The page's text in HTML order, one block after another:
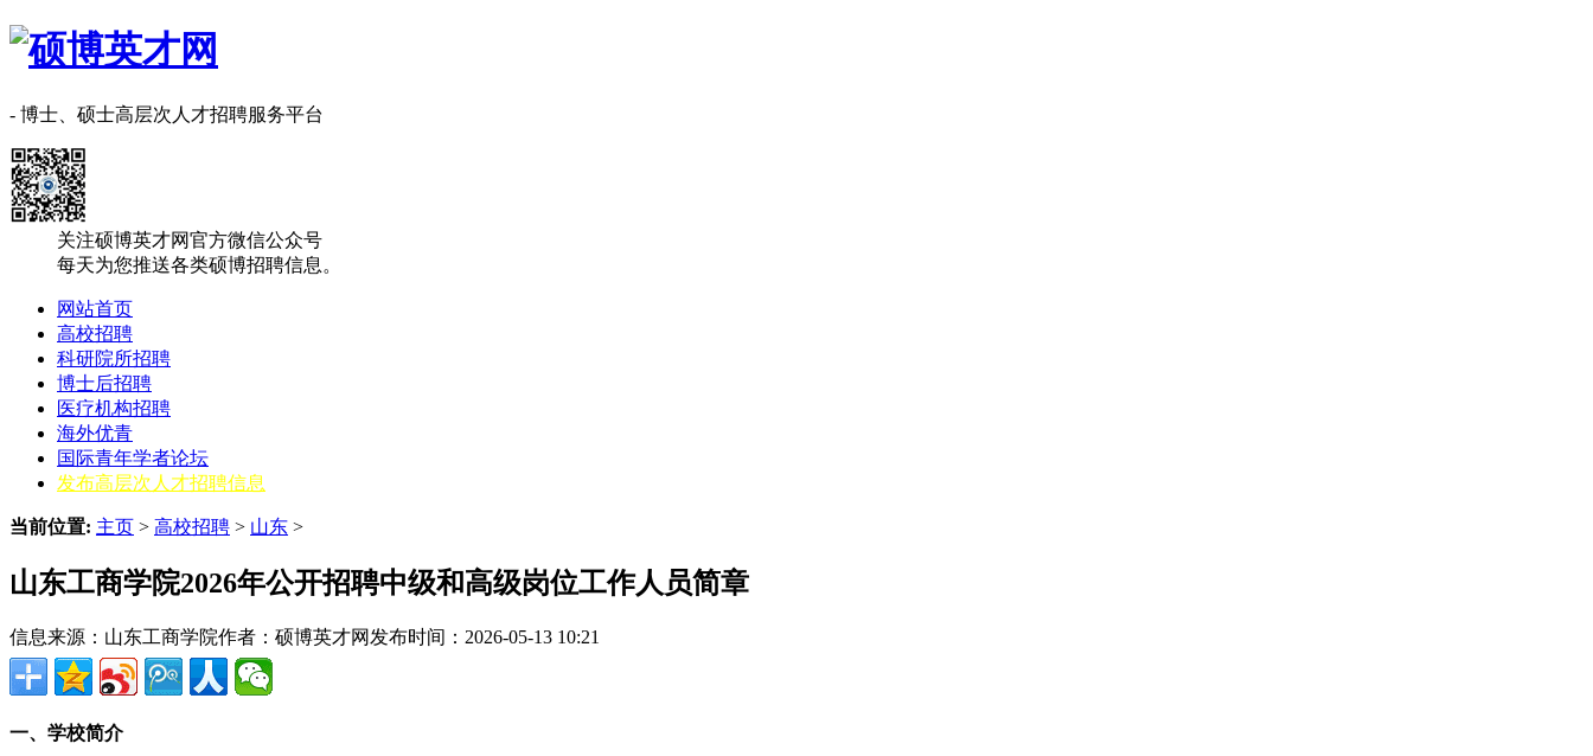
- 博士、硕士高层次人才招聘服务平台
关注硕博英才网官方微信公众号
每天为您推送各类硕博招聘信息。
网站首页
高校招聘
科研院所招聘
博士后招聘
医疗机构招聘
海外优青
国际青年学者论坛
发布高层次人才招聘信息
当前位置: 主页 > 高校招聘 > 山东 >
山东工商学院2026年公开招聘中级和高级岗位工作人员简章
信息来源：山东工商学院作者：硕博英才网 发布时间：2026-05-13 10:21
一、学校简介